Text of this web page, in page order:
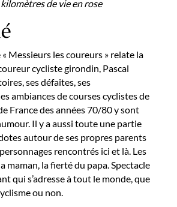
de vie en rose
« Messieurs les coureurs » relate la
cycliste girondin, Pascal
ses défaites, ses
ambiances de courses cyclistes de
France des années 70/80 y sont
Il y a aussi toute une partie
autour de ses propres parents
rencontrés ici et là. Les
maman, la fierté du papa. Spectacle
qui s’adresse à tout le monde, que
ou non.